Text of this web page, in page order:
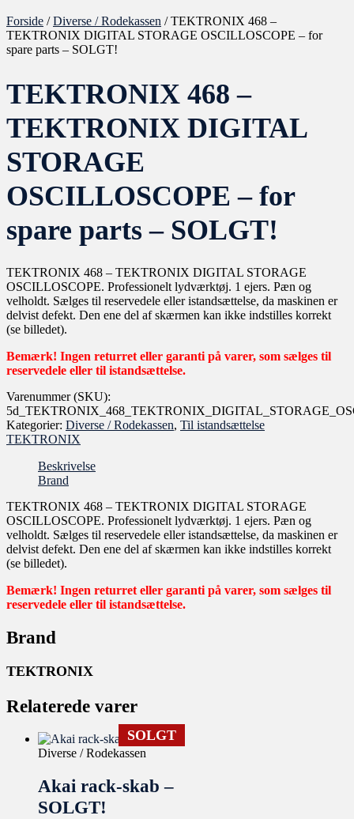
Forside /Diverse / Rodekassen / TEKTRONIX 468 –
TEKTRONIX DIGITAL STORAGE OSCILLOSCOPE – for
spare parts – SOLGT!
TEKTRONIX 468 –
TEKTRONIX DIGITAL
STORAGE
OSCILLOSCOPE – for
spare parts – SOLGT!
TEKTRONIX 468 – TEKTRONIX DIGITAL STORAGE
OSCILLOSCOPE. Professionelt lydværktøj. 1 ejers. Pæn og
velholdt. Sælges til reservedele eller istandsættelse, da maskinen er
delvist defekt. Den ene del af skærmen kan ikke indstilles korrekt
(se billedet).
Bemærk! Ingen returret eller garanti på varer, som sælges til
reservedele eller til istandsættelse.
Varenummer (SKU):
Kategorier: Diverse / Rodekassen, Til istandsættelse
TEKTRONIX
Beskrivelse
Brand
TEKTRONIX 468 – TEKTRONIX DIGITAL STORAGE
OSCILLOSCOPE. Professionelt lydværktøj. 1 ejers. Pæn og
velholdt. Sælges til reservedele eller istandsættelse, da maskinen er
delvist defekt. Den ene del af skærmen kan ikke indstilles korrekt
(se billedet).
Bemærk! Ingen returret eller garanti på varer, som sælges til
reservedele eller til istandsættelse.
Brand
TEKTRONIX
Relaterede varer
SOLGT
Diverse / Rodekassen
Akai rack-skab –
SOLGT!